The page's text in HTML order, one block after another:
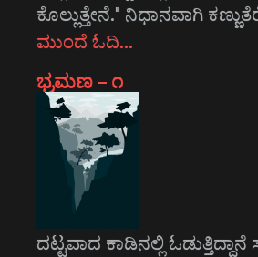
ಕೊಲ್ಲುತ್ತೇನೆ." ನಿಧಾನವಾಗಿ
ಮುಂದೆ ಓದಿ…
ಭ್ರಮಣ – ೧
ದಟ್ಟವಾದ ಕಾಡಿನಲ್ಲಿ